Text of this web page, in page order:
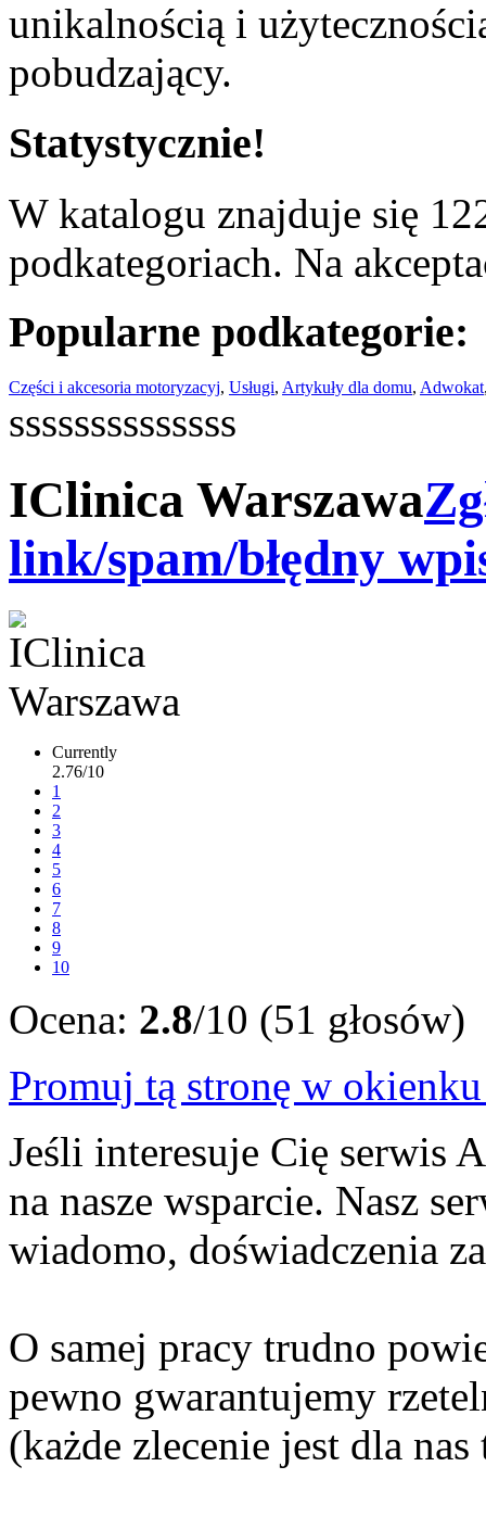
unikalnością i
pobudzający.
Statystycznie!
W katalogu znajduje się
podkategoriach. Na
Popularne podkategorie:
Części i akcesoria motoryzacyj, Usługi, Artykuły dla domu, Adwokat
ssssssssssssss
IClinica Warszawa
link/spam/błędny
Currently
2.76/10
1
2
3
4
5
6
7
8
9
10
Ocena: 2.8/10 (51 głosów)
Promuj tą stronę w
Jeśli interesuje Cię serwis
na nasze wsparcie. Nasz
wiadomo, doświadczenia
O samej pracy trudno
pewno gwarantujemy
(każde zlecenie jest dla